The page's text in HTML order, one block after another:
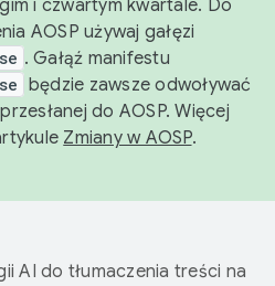
i czwartym kwartale. Do
AOSP używaj gałęzi
. Gałąź manifestu
będzie zawsze odwoływać
do AOSP. Więcej
Zmiany w AOSP.
AI do tłumaczenia treści na